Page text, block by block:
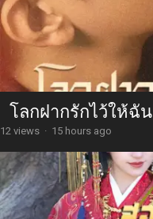
โลกฝากรักไว้ให้ฉัน
12 views · 15 hours ago